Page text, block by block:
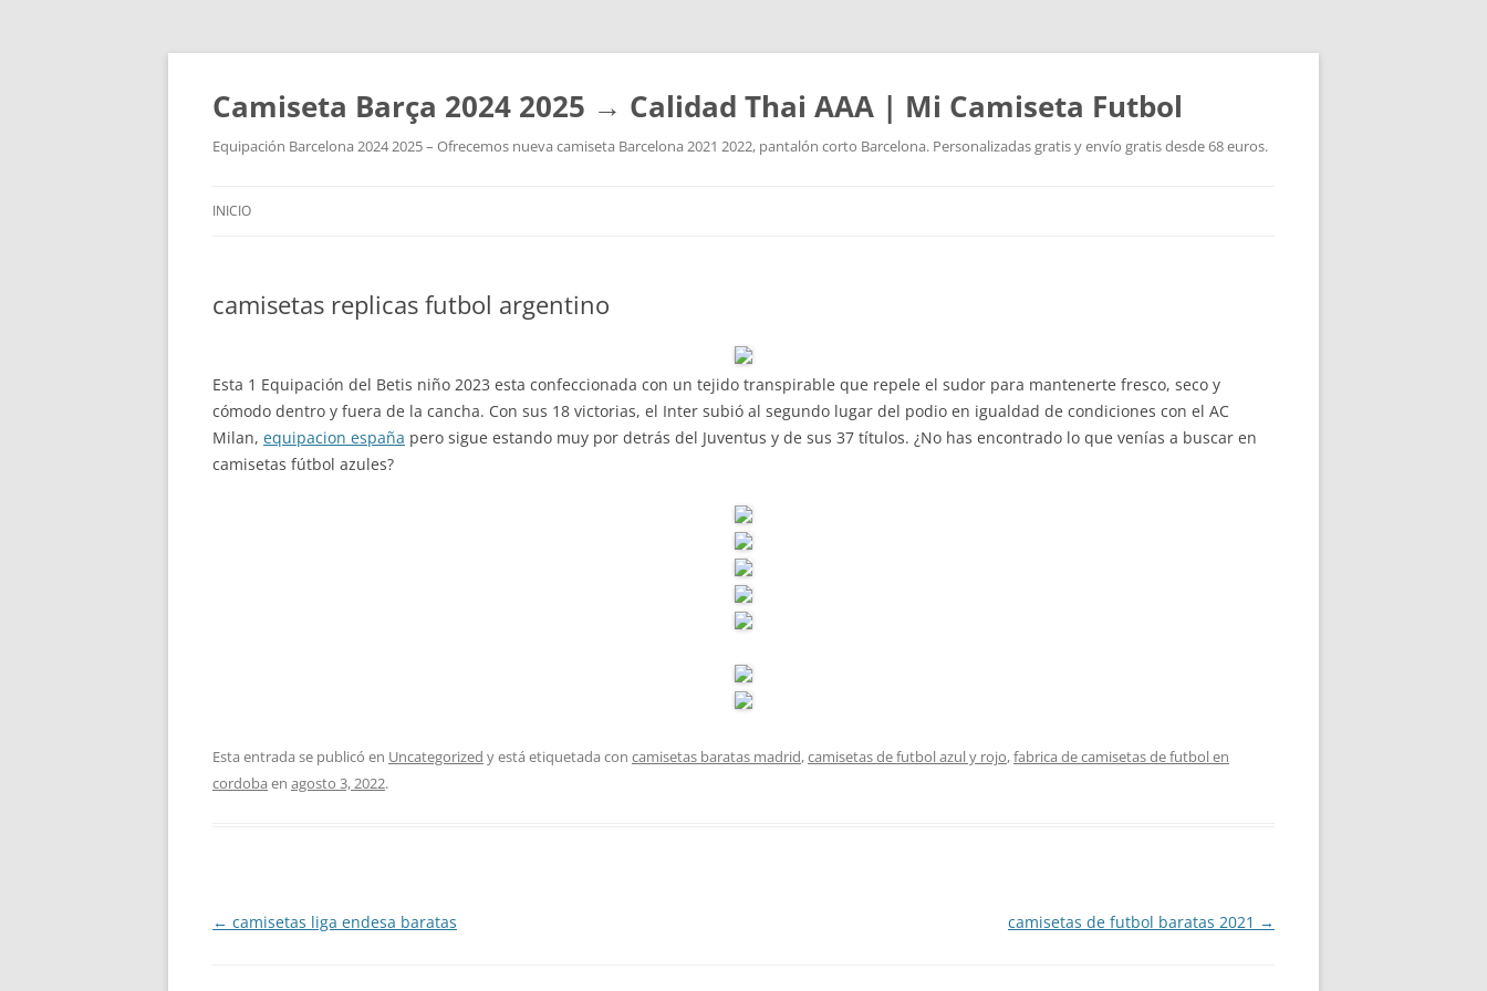
Camiseta Barça 2024 2025 → Calidad Thai AAA | Mi Camiseta Futbol
Equipación Barcelona 2024 2025 – Ofrecemos nueva camiseta Barcelona 2021 2022, pantalón corto Barcelona. Personalizadas gratis y envío gratis desde 68 euros.
INICIO
camisetas replicas futbol argentino
Esta 1 Equipación del Betis niño 2023 esta confeccionada con un tejido transpirable que repele el sudor para mantenerte fresco, seco y
cómodo dentro y fuera de la cancha. Con sus 18 victorias, el Inter subió al segundo lugar del podio en igualdad de condiciones con el AC
Milan, equipacion españa pero sigue estando muy por detrás del Juventus y de sus 37 títulos. ¿No has encontrado lo que venías a buscar en
camisetas fútbol azules?
Esta entrada se publicó en Uncategorized y está etiquetada con camisetas baratas madrid,camisetas de futbol azul y rojo,fabrica de camisetas de futbol en
cordoba en agosto 3, 2022.
Navegación
← camisetas liga endesa baratas camisetas de futbol baratas 2021 →